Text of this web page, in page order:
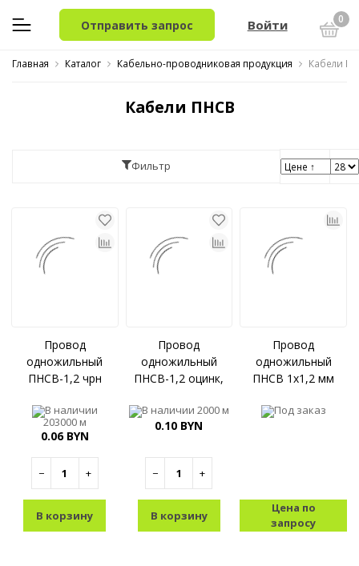
Отправить запрос Войти 0
Главная Каталог Кабельно-проводниковая продукция Кабели
Кабели ПНСВ
Фильтр
Провод
одножильный
ПНСВ-1,2 чрн
В наличии
203000 м
0.06 BYN
− +
В корзину
Провод
одножильный
ПНСВ-1,2 оцинк,
В наличии 2000 м
0.10 BYN
− +
В корзину
Провод
одножильный
ПНСВ 1x1,2 мм
Под заказ
Цена по
запросу